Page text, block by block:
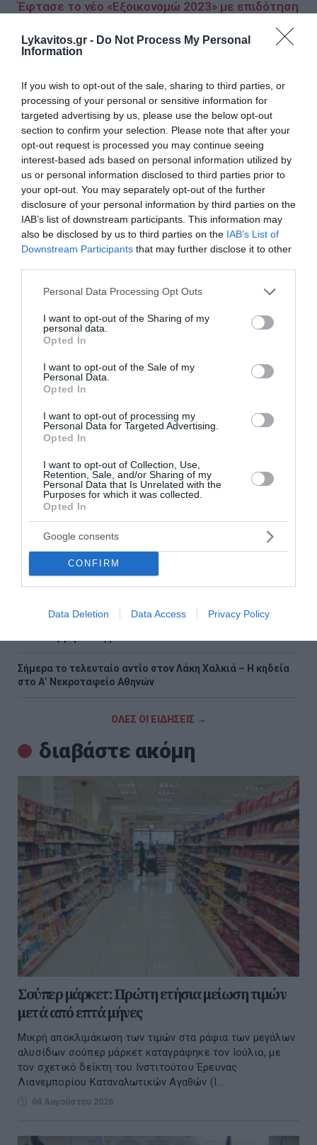
Lykavitos.gr - Do Not Process My Personal
Information
If you wish to opt-out of the sale, sharing to third parties, or
processing of your personal or sensitive information for
targeted advertising by us, please use the below opt-out
section to confirm your selection. Please note that after your
opt-out request is processed you may continue seeing
interest-based ads based on personal information utilized by
us or personal information disclosed to third parties prior to
your opt-out. You may separately opt-out of the further
disclosure of your personal information by third parties on the
IAB’s list of downstream participants. This information may
also be disclosed by us to third parties on the IAB’s List of
Downstream Participants that may further disclose it to other
Please note that this website/app uses one or more Google
not limited to your visit or usage behaviour. You may click to
grant or deny consent to Google and its third-party tags to
use your data for below specified purposes in below Google
consent section.
Personal Data Processing Opt Outs
I want to opt-out of the Sharing of my
personal data.
Opted In
I want to opt-out of the Sale of my
Personal Data.
Opted In
I want to opt-out of processing my
Personal Data for Targeted Advertising.
Opted In
I want to opt-out of Collection, Use,
Retention, Sale, and/or Sharing of my
Personal Data that Is Unrelated with the
Purposes for which it was collected.
Opted In
Google consents
CONFIRM
Data Deletion Data Access Privacy Policy
Έφτασε το νέο «Εξοικονομώ 2023» με επιδότηση
Ιταλία: Συναγερμός από επιστήμονες για το
Ακολουθήστε το Lykavitos.gr
στο Google News
και μάθετε πρώτοι όλες τις
ειδήσεις
Ροή ειδήσεων
- Kαθαρά κέρδη 313 εκατ. ευρώ
Μαζική επίθεση με drones: Η Ρωσία ανακοινώνει 605
καταρρίψεις
Επίδομα 150 ευρώ ανά παιδί: Πότε θα γίνει η επόμενη
πληρωμή και ποιοι είναι οι δικαιούχοι
Red Code: Σε κατάσταση κινητοποίησης Αττική, Βοιωτία
και Εύβοια λόγω υψηλού κινδύνου πυρκαγιάς
Γαλλική «ασπίδα» για το καλώδιο Ελλάδας – Κύπρου: Πώς
επιχειρείται η επανεκκίνηση του έργου
Κατσαφάδος: «1.000 ευρώ ανά τετραγωνικό θα δώσουμε
ΕΟΔΥ: Στα 65 τα κρούσματα του ιού του Δυτικού Νείλου –
Έξι θάνατοι στην Ελλάδα
κινήματος και όχι στις προσωπικές φιλοδοξίες»
Σήμερα το τελευταίο αντίο στον Λάκη Χαλκιά – Η κηδεία
στο Α’ Νεκροταφείο Αθηνών
ΟΛΕΣ ΟΙ ΕΙΔΗΣΕΙΣ →
διαβάστε ακόμη
Σούπερ μάρκετ: Πρώτη ετήσια μείωση τιμών
μετά από επτά μήνες
Μικρή αποκλιμάκωση των τιμών στα ράφια των μεγάλων
αλυσίδων σούπερ μάρκετ καταγράφηκε τον Ιούλιο, με
τον σχετικό δείκτη του Ινστιτούτου Έρευνας
Λιανεμπορίου Καταναλωτικών Αγαθών (Ι...
04 Αυγούστου 2026